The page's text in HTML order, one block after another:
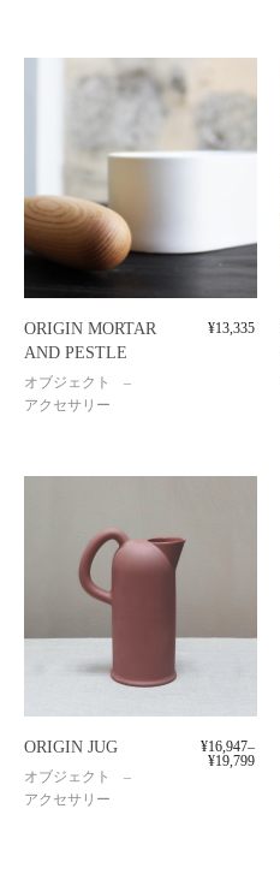
ORIGIN MORTAR
AND PESTLE
オブジェクト
アクセサリー
¥13,335
ORIGIN JUG
オブジェクト
アクセサリー
¥16,947–
¥19,799